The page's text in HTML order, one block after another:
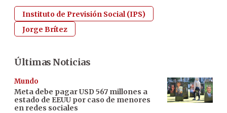
Instituto de Previsión Social (IPS)
Jorge Brítez
Últimas Noticias
Mundo
Meta debe pagar USD 567 millones a
estado de EEUU por caso de menores
en redes sociales